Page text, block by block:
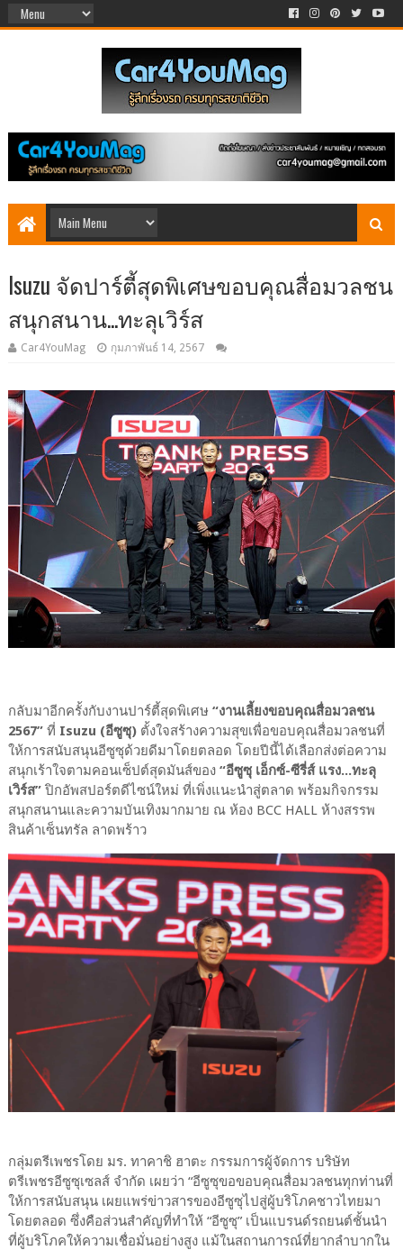
Isuzu จัดปาร์ตี้สุดพิเศษขอบคุณสื่อมวลชน
สนุกสนาน...ทะลุเวิร์ส
Car4YouMag กุมภาพันธ์ 14, 2567
กลับมาอีกครั้งกับงานปาร์ตี้สุดพิเศษ “งานเลี้ยงขอบคุณสื่อมวลชน
2567”ที่ Isuzu (อีซูซุ)ตั้งใจสร้างความสุขเพื่อขอบคุณสื่อมวลชนที่
ให้การสนับสนุนอีซูซุด้วยดีมาโดยตลอด โดยปีนี้ได้เลือกส่งต่อความ
สนุกเร้าใจตามคอนเซ็ปต์สุดมันส์ของ “อีซูซุ เอ็กซ์-ซีรี่ส์ แรง...ทะลุ
เวิร์ส” ปิกอัพสปอร์ตดีไซน์ใหม่ ที่เพิ่งแนะนำสู่ตลาด พร้อมกิจกรรม
สนุกสนานและความบันเทิงมากมาย ณ ห้อง BCC HALL ห้างสรรพ
สินค้าเซ็นทรัล ลาดพร้าว
กลุ่มตรีเพชรโดย มร. ทาคาชิ ฮาตะ กรรมการผู้จัดการ บริษัท
ตรีเพชรอีซูซุเซลส์ จำกัด เผยว่า “อีซูซุขอขอบคุณสื่อมวลชนทุกท่านที่
ให้การสนับสนุน เผยแพร่ข่าวสารของอีซูซุไปสู่ผู้บริโภคชาวไทยมา
โดยตลอด ซึ่งคือส่วนสำคัญที่ทำให้ “อีซูซุ” เป็นแบรนด์รถยนต์ชั้นนำ
ที่ผู้บริโภคให้ความเชื่อมั่นอย่างสูง แม้ในสถานการณ์ที่ยากลำบากใน